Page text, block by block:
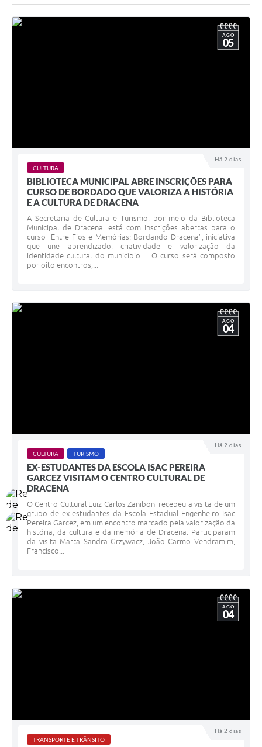
Há 2 dias
AGO
05
CULTURA
BIBLIOTECA MUNICIPAL ABRE INSCRIÇÕES PARA
CURSO DE BORDADO QUE VALORIZA A HISTÓRIA
E A CULTURA DE DRACENA
A Secretaria de Cultura e Turismo, por meio da Biblioteca
Municipal de Dracena, está com inscrições abertas para o
curso "Entre Fios e Memórias: Bordando Dracena", iniciativa
que une aprendizado, criatividade e valorização da
identidade cultural do município. O curso será composto
por oito encontros,...
Há 2 dias
AGO
04
CULTURA TURISMO
EX-ESTUDANTES DA ESCOLA ISAC PEREIRA
GARCEZ VISITAM O CENTRO CULTURAL DE
DRACENA
O Centro Cultural Luiz Carlos Zaniboni recebeu a visita de um
grupo de ex-estudantes da Escola Estadual Engenheiro Isac
Pereira Garcez, em um encontro marcado pela valorização da
história, da cultura e da memória de Dracena. Participaram
da visita Marta Sandra Grzywacz, João Carmo Vendramim,
Francisco...
Há 2 dias
AGO
04
TRANSPORTE E TRÂNSITO